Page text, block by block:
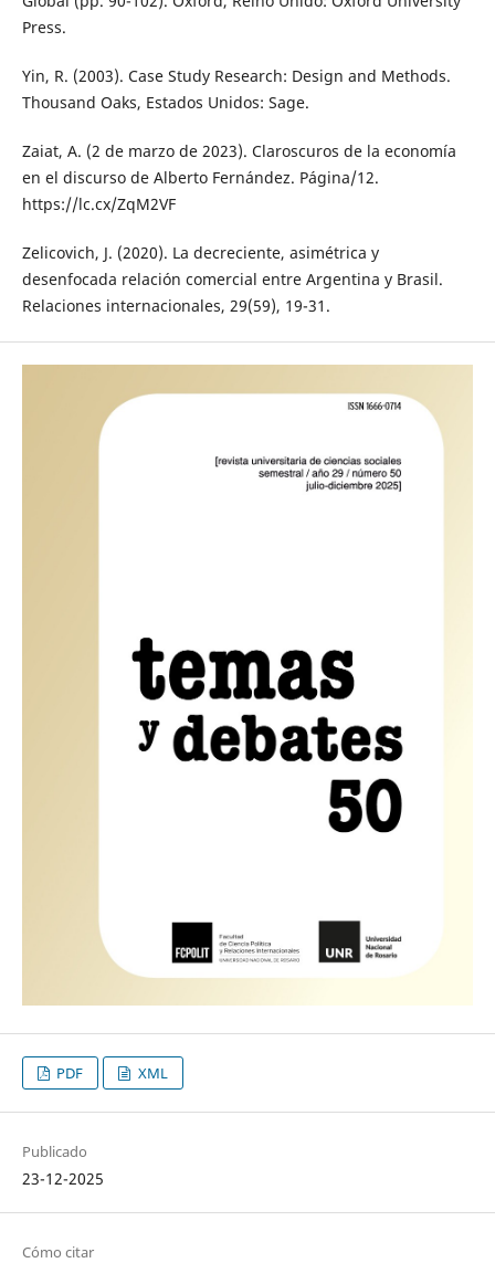
Press.
Yin, R. (2003). Case Study Research: Design and Methods.
Thousand Oaks, Estados Unidos: Sage.
Zaiat, A. (2 de marzo de 2023). Claroscuros de la economía
en el discurso de Alberto Fernández. Página/12.
https://lc.cx/ZqM2VF
Zelicovich, J. (2020). La decreciente, asimétrica y
desenfocada relación comercial entre Argentina y Brasil.
Relaciones internacionales, 29(59), 19-31.
PDF XML
Publicado
23-12-2025
Cómo citar